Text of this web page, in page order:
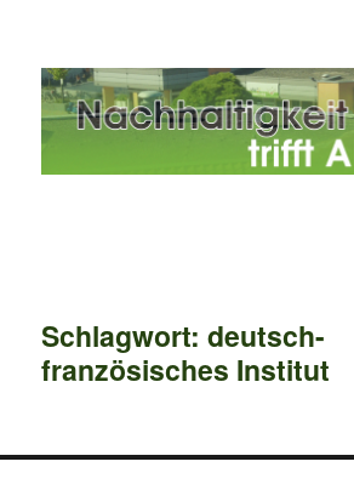
Schlagwort:deutsch-
französisches Institut